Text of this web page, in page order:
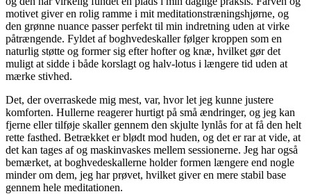
motivet giver en rolig ramme i mit meditationstræningshjørne, og
den grønne nuance passer perfekt til min indretning uden at virke
påtrængende. Fyldet af boghvedeskaller følger kroppen som en
naturlig støtte og former sig efter hofter og knæ, hvilket gør det
muligt at sidde i både korslagt og halv-lotus i længere tid uden at
mærke stivhed.
Det, der overraskede mig mest, var, hvor let jeg kunne justere
komforten. Hullerne reagerer hurtigt på små ændringer, og jeg kan
fjerne eller tilføje skaller gennem den skjulte lynlås for at få den helt
rette fasthed. Betrækket er blødt mod huden, og det er rar at vide, at
det kan tages af og maskinvaskes mellem sessionerne. Jeg har også
bemærket, at boghvedeskallerne holder formen længere end nogle
minder om dem, jeg har prøvet, hvilket giver en mere stabil base
gennem hele meditationen.